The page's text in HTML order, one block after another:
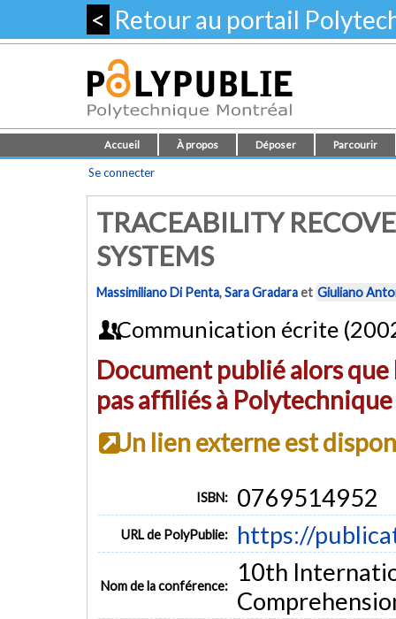
< Retour au portail
Accueil À propos Déposer Parcourir
Se connecter
TRACEABILITY
SYSTEMS
Massimiliano Di Penta,Sara Gradaraet Giuliano
Communication écrite
Document publié alors
pas affiliés à
Un lien externe est
ISBN: 0769514952
URL de PolyPublie: https://
Nom de la conférence:
10th